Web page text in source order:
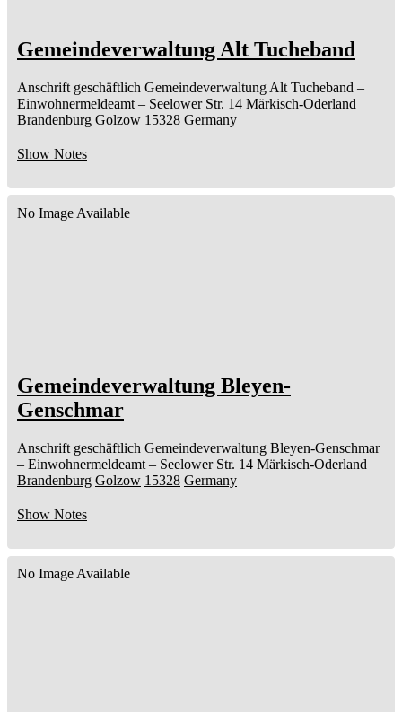
Gemeindeverwaltung Alt Tucheband
Anschrift geschäftlich Gemeindeverwaltung Alt Tucheband –
Einwohnermeldeamt – Seelower Str. 14 Märkisch-Oderland
Brandenburg Golzow 15328 Germany
Show Notes
No Image Available
Gemeindeverwaltung Bleyen-
Genschmar
Anschrift geschäftlich Gemeindeverwaltung Bleyen-Genschmar
– Einwohnermeldeamt – Seelower Str. 14 Märkisch-Oderland
Brandenburg Golzow 15328 Germany
Show Notes
No Image Available